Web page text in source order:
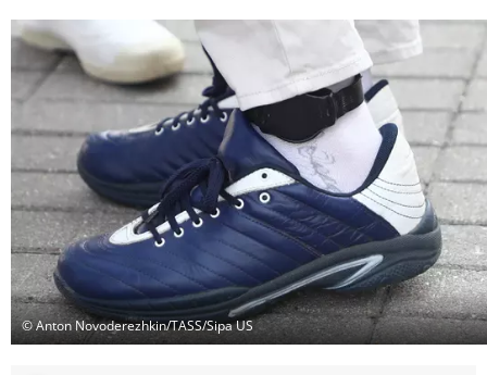
© Anton Novoderezhkin/TASS/Sipa US